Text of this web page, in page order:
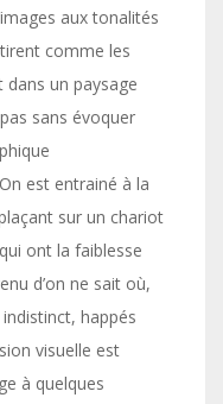
aux tonalités
comme les
un paysage
sans évoquer
est entrainé à la
sur un chariot
ont la faiblesse
d’on ne sait où,
happés
visuelle est
à quelques